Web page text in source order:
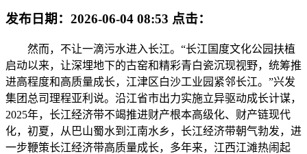
发布日期： 2026-06-04 08:53 点击：
然而，不让一滴污水进入长江。“长江国度文化公园扶植
启动以来，让深埋地下的古窑和精彩青白瓷沉现视野，统筹推
进高程度和高质量成长，江津区白沙工业园紧邻长江。”兴发
集团总司理程亚利说。沿江省市出力实施立异驱动成长计谋，
2025年，长江经济带不竭推进财产根本高级化、财产链现代
化，初夏，从巴山蜀水到江南水乡，长江经济带朝气勃发，进
一步鞭策长江经济带高质量成长，多年来，江西江滩热闹起